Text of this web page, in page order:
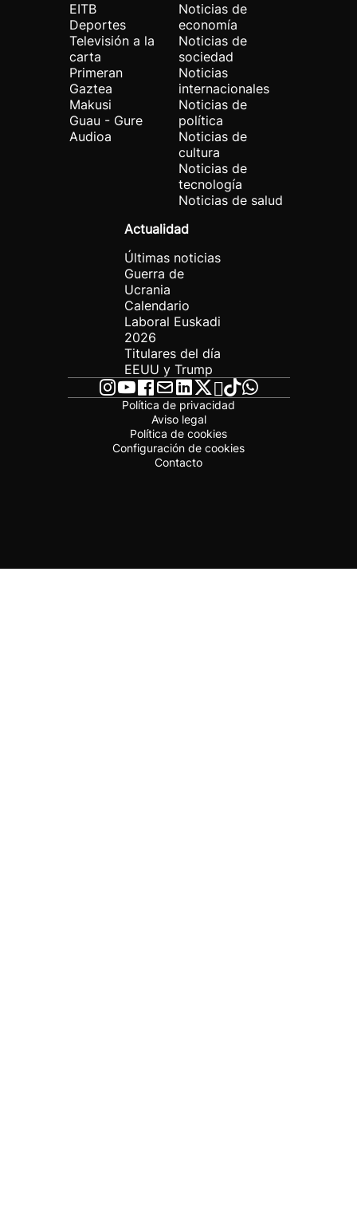
EITB
Deportes
Televisión a la
carta
Primeran
Gaztea
Makusi
Guau - Gure
Audioa
Noticias de
economía
Noticias de
sociedad
Noticias
internacionales
Noticias de
política
Noticias de
cultura
Noticias de
tecnología
Noticias de salud
Actualidad
Últimas noticias
Guerra de
Ucrania
Calendario
Laboral Euskadi
2026
Titulares del día
EEUU y Trump
Política de privacidad
Aviso legal
Política de cookies
Configuración de cookies
Contacto